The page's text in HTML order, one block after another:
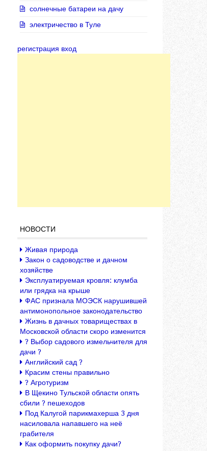
солнечные батареи на дачу
электричество в Туле
регистрация вход
НОВОСТИ
Живая природа
Закон о садоводстве и дачном
хозяйстве
Эксплуатируемая кровля: клумба
или грядка на крыше
ФАС признала МОЭСК нарушившей
антимонопольное законодательство
Жизнь в дачных товариществах в
Московской области скоро изменится
? Выбор садового измельчителя для
дачи ?
Английский сад ?
Красим стены правильно
? Агротуризм
В Щекино Тульской области опять
сбили ? пешеходов
Под Калугой парикмахерша 3 дня
насиловала напавшего на неё
грабителя
Как оформить покупку дачи?